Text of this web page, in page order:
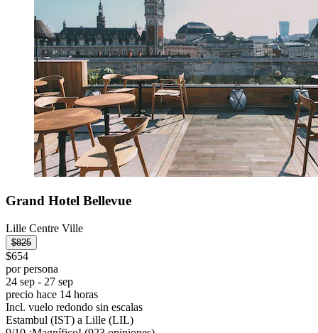
Grand Hotel Bellevue
Lille Centre Ville
$825
$654
por persona
24 sep - 27 sep
precio hace 14 horas
Incl. vuelo redondo sin escalas
Estambul (IST) a Lille (LIL)